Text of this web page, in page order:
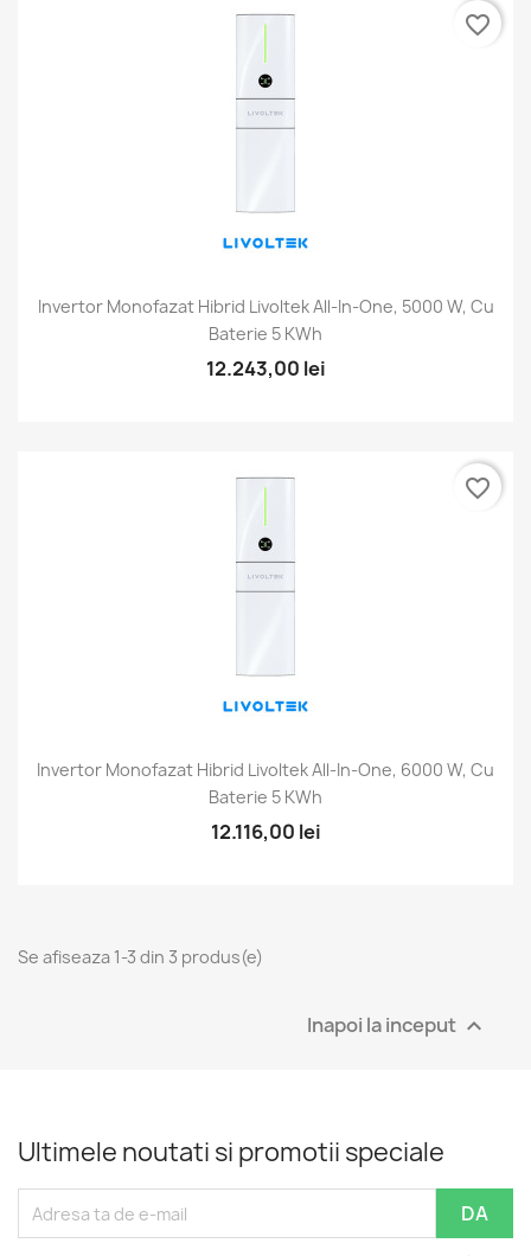
Invertor Monofazat Hibrid Livoltek All-In-One, 5000 W, Cu
Baterie 5 KWh
12.243,00 lei
favorite_border
Invertor Monofazat Hibrid Livoltek All-In-One, 6000 W, Cu
Baterie 5 KWh
12.116,00 lei
favorite_border
Se afiseaza 1-3 din 3 produs(e)
Inapoi la inceput 
Ultimele noutati si promotii speciale